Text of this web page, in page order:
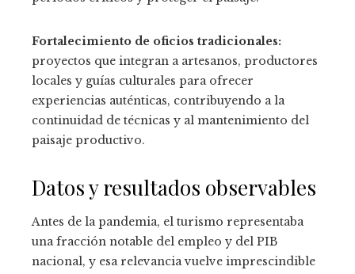
Fortalecimiento de oficios tradicionales:
proyectos que integran a artesanos, productores
locales y guías culturales para ofrecer
experiencias auténticas, contribuyendo a la
continuidad de técnicas y al mantenimiento del
paisaje productivo.
Datos y resultados observables
Antes de la pandemia, el turismo representaba
una fracción notable del empleo y del PIB
nacional, y esa relevancia vuelve imprescindible